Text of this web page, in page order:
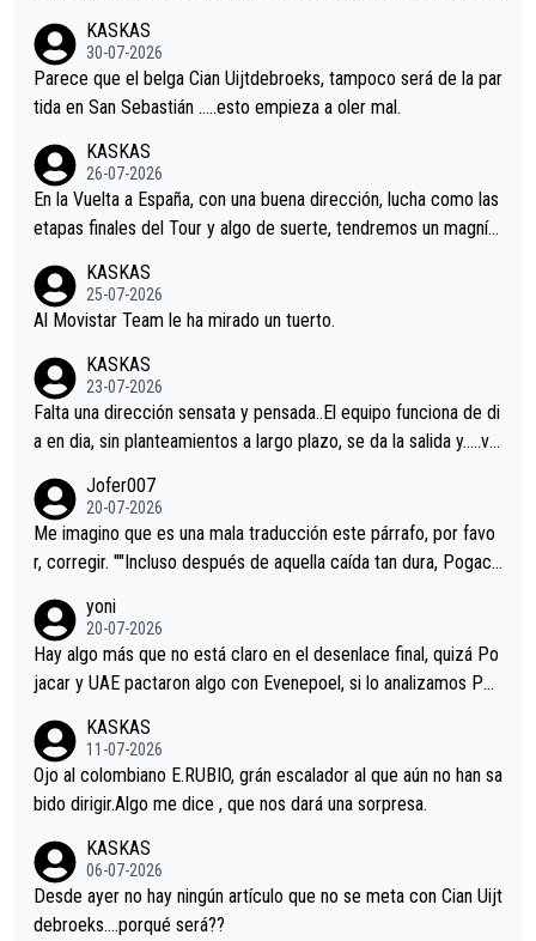
s.La única buena noticia es la mejoría de Enric Más en San Seb
astian.Si en la Vuelta a Burgos sigue la mejoría, podríamos ten
er alguna sorpresa en la Vuelta.Ojalá.
KASKAS
30-07-2026
Parece que el belga Cian Uijtdebroeks, tampoco será de la par
tida en San Sebastián …..esto empieza a oler mal.
KASKAS
26-07-2026
En la Vuelta a España, con una buena dirección, lucha como las
etapas finales del Tour y algo de suerte, tendremos un magnífi
KASKAS
25-07-2026
Al Movistar Team le ha mirado un tuerto.
KASKAS
23-07-2026
Falta una dirección sensata y pensada..El equipo funciona de di
a en dia, sin planteamientos a largo plazo, se da la salida y…..ve
Minguez, Velez etc etc.Me da pena vivir estos momentos tan
tristes sin victorias.
Jofer007
20-07-2026
Me imagino que es una mala traducción este párrafo, por favo
r, corregir. ""Incluso después de aquella caída tan dura, Pogaca
permaneció pegado a su rueda. Parecía increíble la forma en l
a que era capaz de controlar el miedo", recordó."
yoni
20-07-2026
Hay algo más que no está claro en el desenlace final, quizá Po
jacar y UAE pactaron algo con Evenepoel, si lo analizamos Poj
i sin pedalear, luego está el saludo con Evenepoel dándose la
mano de una manera muy fraternal, más allá de los típicos toqu
es en el hombro con que saludaba a Vingegard. Ahí hubo una in
eta, a ver si por querer poner a Del Toro con calzador en posi
ción de podio UAE y Pojacar se van complicar el tour.
KASKAS
11-07-2026
Ojo al colombiano E.RUBIO, grán escalador al que aún no han sa
bido dirigir.Algo me dice , que nos dará una sorpresa.
KASKAS
06-07-2026
Desde ayer no hay ningún artículo que no se meta con Cian Uijt
debroeks….porqué será??